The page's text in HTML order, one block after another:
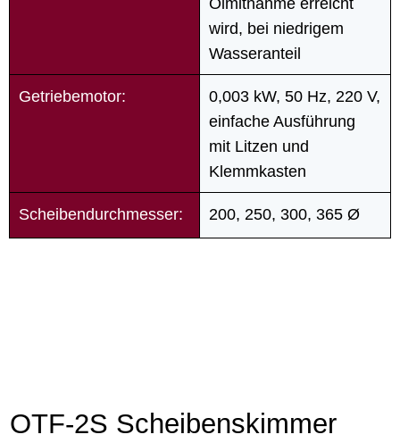
Getriebemotor:
Scheibendurchmesser:
Ölmitnahme erreicht
wird, bei niedrigem
Wasseranteil
0,003 kW, 50 Hz, 220 V,
einfache Ausführung
mit Litzen und
Klemmkasten
200, 250, 300, 365 Ø
OTF-2S Scheibenskimmer